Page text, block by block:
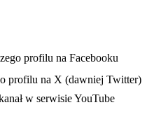
nowej karcieprofilu na Facebooku
profilu na X (dawniej Twitter)
karcie
w serwisie YouTube